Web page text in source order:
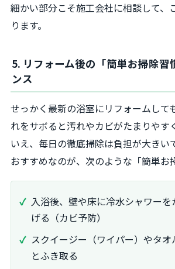
細かい部分こそ施工会社に相談して、
ります。
5. リフォーム後の「簡単お掃除習
ンス
せっかく最新の浴室にリフォームして
れをサボると汚れやカビがたまりやす
いえ、毎日の徹底掃除は負担が大きい
おすすめなのが、次のような「簡単お
入浴後、壁や床に冷水シャワー
げる（カビ予防）
スクイージー（ワイパー）やタオ
とふき取る